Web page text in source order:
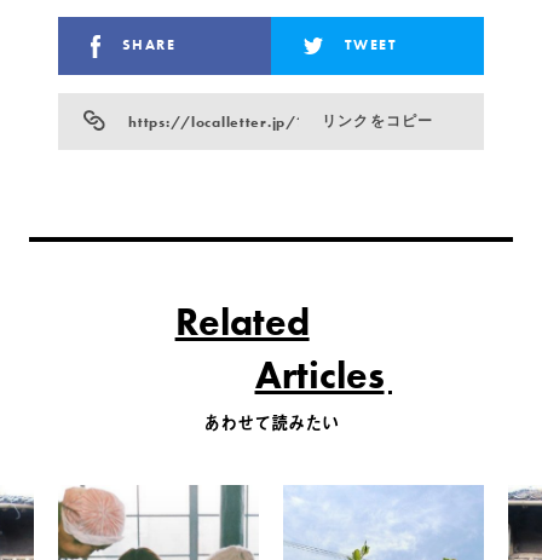
SHARE TWEET
https://localletter.jp/?p=777リンクをコピー
Related
Articles
あわせて読みたい